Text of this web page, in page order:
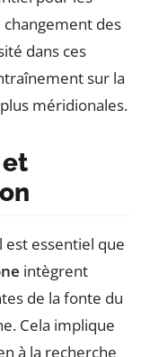
des
dans ces
sur la
méridionales.
est essentiel que
intègrent
de la fonte du
Cela implique
à la recherche